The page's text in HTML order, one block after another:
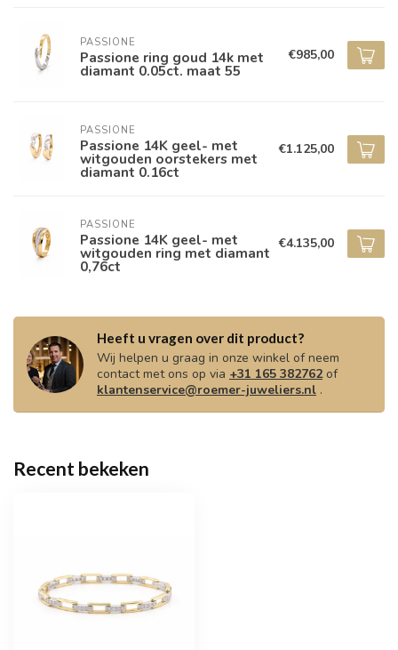
PASSIONE
Passione ring goud 14k met
diamant 0.05ct. maat 55
€985,00
PASSIONE
Passione 14K geel- met
witgouden oorstekers met
diamant 0.16ct
€1.125,00
PASSIONE
Passione 14K geel- met
witgouden ring met diamant
0,76ct
€4.135,00
Heeft u vragen over dit product?
Wij helpen u graag in onze winkel of neem
contact met ons op via +31 165 382762of
klantenservice@roemer-juweliers.nl .
Recent bekeken